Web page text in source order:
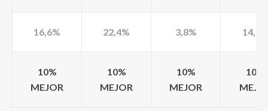
16,6% 22,4% 3,8%
10%
MEJOR
10%
MEJOR
10%
MEJOR
10%